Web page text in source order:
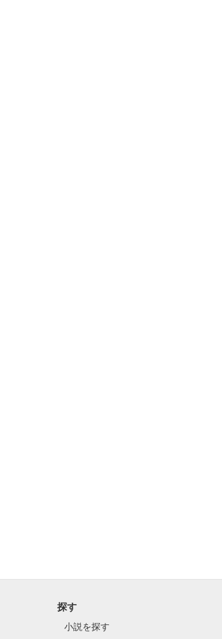
探す
小説を探す